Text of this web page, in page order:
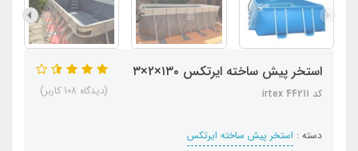
استخر پیش ساخته ایرتکس ۱۳۰×۲×۳
کد irtex 44211
دسته : استخر پیش ساخته ایرتکس
(دیدگاه 108 کاربر)